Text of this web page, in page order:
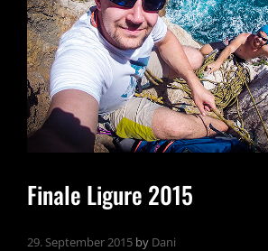
HEFEWEIZEN
Finale Ligure 2015
29. September 2015 by Dani